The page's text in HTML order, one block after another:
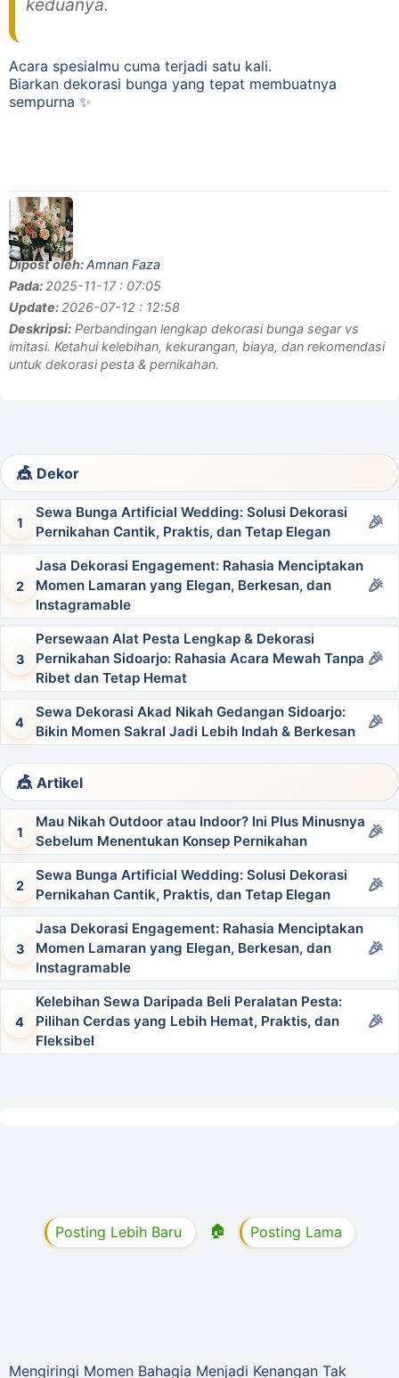
Acara spesialmu cuma terjadi satu kali.
Biarkan dekorasi bunga yang tepat membuatnya
sempurna ✨
Dipost oleh:Amnan Faza
Pada: 2025-11-17 : 07:05
Update: 2026-07-12 : 12:58
Deskripsi: Perbandingan lengkap dekorasi bunga segar vs
imitasi. Ketahui kelebihan, kekurangan, biaya, dan rekomendasi
untuk dekorasi pesta & pernikahan.
Dekor
Sewa Bunga Artificial Wedding: Solusi Dekorasi
Pernikahan Cantik, Praktis, dan Tetap Elegan
Jasa Dekorasi Engagement: Rahasia Menciptakan
Momen Lamaran yang Elegan, Berkesan, dan
Instagramable
Persewaan Alat Pesta Lengkap & Dekorasi
Pernikahan Sidoarjo: Rahasia Acara Mewah Tanpa
Ribet dan Tetap Hemat
Sewa Dekorasi Akad Nikah Gedangan Sidoarjo:
Bikin Momen Sakral Jadi Lebih Indah & Berkesan
Artikel
Mau Nikah Outdoor atau Indoor? Ini Plus Minusnya
Sebelum Menentukan Konsep Pernikahan
Sewa Bunga Artificial Wedding: Solusi Dekorasi
Pernikahan Cantik, Praktis, dan Tetap Elegan
Jasa Dekorasi Engagement: Rahasia Menciptakan
Momen Lamaran yang Elegan, Berkesan, dan
Instagramable
Kelebihan Sewa Daripada Beli Peralatan Pesta:
Pilihan Cerdas yang Lebih Hemat, Praktis, dan
Fleksibel
Posting Lebih Baru 🏠 Posting Lama
Mengiringi Momen Bahagia Menjadi Kenangan Tak